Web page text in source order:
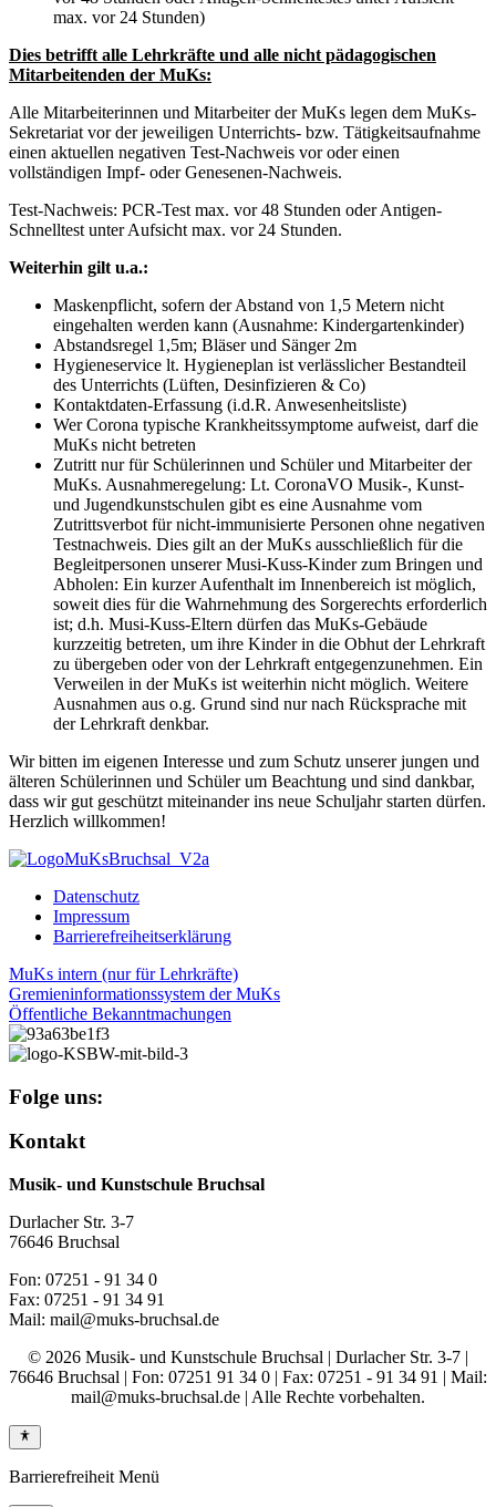
max. vor 24 Stunden)
Dies betrifft alle Lehrkräfte und alle nicht pädagogischen
Mitarbeitenden der MuKs:
Alle Mitarbeiterinnen und Mitarbeiter der MuKs legen dem MuKs-
Sekretariat vor der jeweiligen Unterrichts- bzw. Tätigkeitsaufnahme
einen aktuellen negativen Test-Nachweis vor oder einen
vollständigen Impf- oder Genesenen-Nachweis.
Test-Nachweis: PCR-Test max. vor 48 Stunden oder Antigen-
Schnelltest unter Aufsicht max. vor 24 Stunden.
Weiterhin gilt u.a.:
Maskenpflicht, sofern der Abstand von 1,5 Metern nicht
eingehalten werden kann (Ausnahme: Kindergartenkinder)
Abstandsregel 1,5m; Bläser und Sänger 2m
Hygieneservice lt. Hygieneplan ist verlässlicher Bestandteil
des Unterrichts (Lüften, Desinfizieren & Co)
Kontaktdaten-Erfassung (i.d.R. Anwesenheitsliste)
Wer Corona typische Krankheitssymptome aufweist, darf die
MuKs nicht betreten
Zutritt nur für Schülerinnen und Schüler und Mitarbeiter der
MuKs. Ausnahmeregelung: Lt. CoronaVO Musik-, Kunst-
und Jugendkunstschulen gibt es eine Ausnahme vom
Zutrittsverbot für nicht-immunisierte Personen ohne negativen
Testnachweis. Dies gilt an der MuKs ausschließlich für die
Begleitpersonen unserer Musi-Kuss-Kinder zum Bringen und
Abholen: Ein kurzer Aufenthalt im Innenbereich ist möglich,
soweit dies für die Wahrnehmung des Sorgerechts erforderlich
ist; d.h. Musi-Kuss-Eltern dürfen das MuKs-Gebäude
kurzzeitig betreten, um ihre Kinder in die Obhut der Lehrkraft
zu übergeben oder von der Lehrkraft entgegenzunehmen. Ein
Verweilen in der MuKs ist weiterhin nicht möglich. Weitere
Ausnahmen aus o.g. Grund sind nur nach Rücksprache mit
der Lehrkraft denkbar.
Wir bitten im eigenen Interesse und zum Schutz unserer jungen und
älteren Schülerinnen und Schüler um Beachtung und sind dankbar,
dass wir gut geschützt miteinander ins neue Schuljahr starten dürfen.
Herzlich willkommen!
Datenschutz
Impressum
Barrierefreiheitserklärung
MuKs intern (nur für Lehrkräfte)
Gremieninformationssystem der MuKs
Öffentliche Bekanntmachungen
Folge uns:
Kontakt
Musik- und Kunstschule Bruchsal
Durlacher Str. 3-7
76646 Bruchsal
Fon: 07251 - 91 34 0
Fax: 07251 - 91 34 91
Mail: mail@muks-bruchsal.de
© 2026 Musik- und Kunstschule Bruchsal | Durlacher Str. 3-7 |
76646 Bruchsal | Fon: 07251 91 34 0 | Fax: 07251 - 91 34 91 | Mail:
mail@muks-bruchsal.de | Alle Rechte vorbehalten.
Barrierefreiheit Menü